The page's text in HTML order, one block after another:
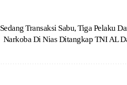
Sedang Transaksi Sabu, Tiga Pelaku
Narkoba Di Nias Ditangkap TNI AL